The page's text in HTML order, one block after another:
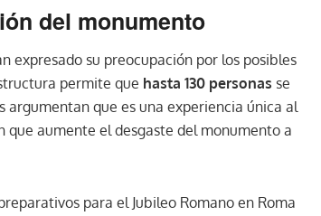
del monumento
expresado su preocupación por los posibles
permite que hasta 130 personas se
que es una experiencia única al
aumente el desgaste del monumento a
para el Jubileo Romano en Roma